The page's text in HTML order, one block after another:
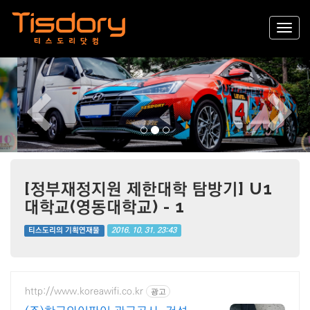
Previous
[정부재정지원 제한대학 탐방기] U1
대학교(영동대학교) - 1
티스도리의 기획연재물 2016. 10. 31. 23:43
http://www.koreawifi.co.kr 광고